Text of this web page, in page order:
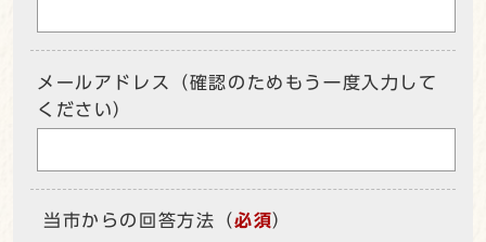
メールアドレス（確認のためもう一度入力して
ください）
当市からの回答方法 （必須）